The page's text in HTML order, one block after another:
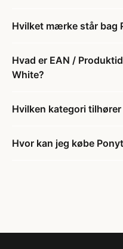
Hvilket mærke står bag
Hvad er EAN /
White?
Hvilken kategori
Hvor kan jeg købe